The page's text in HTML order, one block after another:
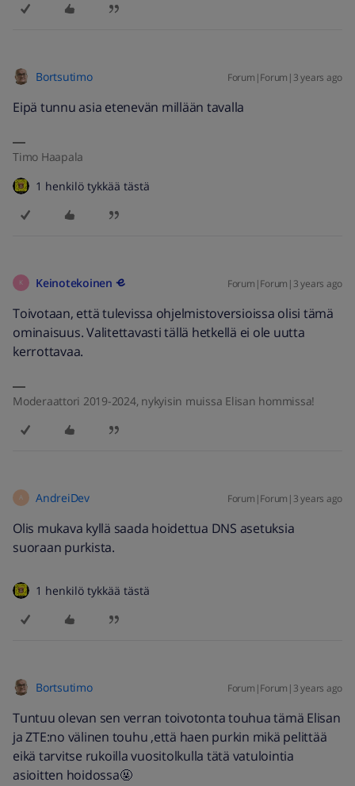
Bortsutimo Forum|Forum|3 years ago
Eipä tunnu asia etenevän millään tavalla
Timo Haapala
1 henkilö tykkää tästä
K Keinotekoinen Forum|Forum|3 years ago
Toivotaan, että tulevissa ohjelmistoversioissa olisi tämä
ominaisuus. Valitettavasti tällä hetkellä ei ole uutta
kerrottavaa.
Moderaattori 2019-2024, nykyisin muissa Elisan hommissa!
A AndreiDev Forum|Forum|3 years ago
Olis mukava kyllä saada hoidettua DNS asetuksia
suoraan purkista.
1 henkilö tykkää tästä
Bortsutimo Forum|Forum|3 years ago
Tuntuu olevan sen verran toivotonta touhua tämä Elisan
ja ZTE:no välinen touhu ,että haen purkin mikä pelittää
eikä tarvitse rukoilla vuositolkulla tätä vatulointia
asioitten hoidossa🤬